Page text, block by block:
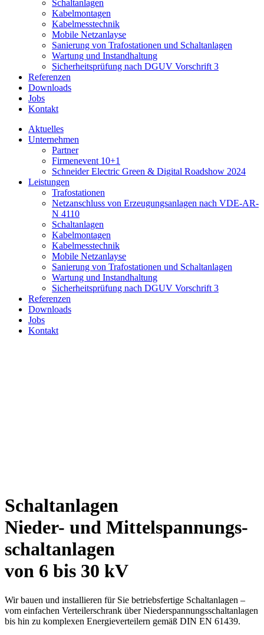
Schaltanlagen
Kabelmontagen
Kabelmesstechnik
Mobile Netzanlayse
Sanierung von Trafostationen und Schaltanlagen
Wartung und Instandhaltung
Sicherheitsprüfung nach DGUV Vorschrift 3
Referenzen
Downloads
Jobs
Kontakt
Aktuelles
Unternehmen
Partner
Firmenevent 10+1
Schneider Electric Green & Digital Roadshow 2024
Leistungen
Trafostationen
Netzanschluss von Erzeugungsanlagen nach VDE-AR-
N 4110
Schaltanlagen
Kabelmontagen
Kabelmesstechnik
Mobile Netzanlayse
Sanierung von Trafostationen und Schaltanlagen
Wartung und Instandhaltung
Sicherheitsprüfung nach DGUV Vorschrift 3
Referenzen
Downloads
Jobs
Kontakt
Schaltanlagen
Nieder- und Mittelspannungs­
schaltanlagen
von 6 bis 30 kV
Wir bauen und installieren für Sie betriebsfertige Schaltanlagen –
vom einfachen Verteilerschrank über Niederspannungsschaltanlagen
bis hin zu komplexen Energieverteilern gemäß DIN EN 61439.